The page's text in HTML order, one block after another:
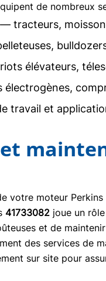
de nombreux
tracteurs,
élévateurs,
travail et
votre moteur
41733082 joue un
et de
des services de
sur site pour